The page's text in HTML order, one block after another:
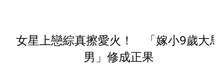
女星上戀綜真擦愛火！ 「嫁小9歲大
男」修成正果